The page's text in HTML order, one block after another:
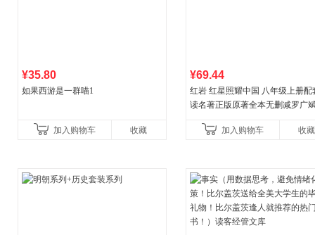
¥35.80
如果西游是一群喵1
加入购物车 收藏
¥69.44
红岩 红星照耀中国 八年级上册配
读名著正版原著全本无删减罗广
初中生课外书中国青
加入购物车 收藏